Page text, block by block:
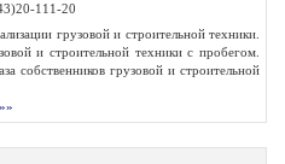
111-20
грузовой и строительной техники.
и строительной техники с пробегом.
собственников грузовой и строительной